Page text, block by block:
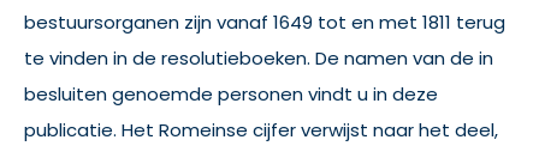
bestuursorganen zijn vanaf 1649 tot en met 1811 terug
te vinden in de resolutieboeken. De namen van de in
besluiten genoemde personen vindt u in deze
publicatie. Het Romeinse cijfer verwijst naar het deel,